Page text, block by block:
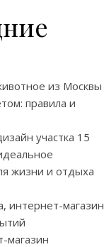
из Москвы
правила и
участка 15
жизни и отдыха
интернет-магазин
магазин